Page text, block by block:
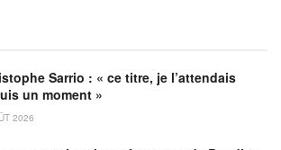
Sarrio : « ce titre, je l’attendais
un moment »
2026